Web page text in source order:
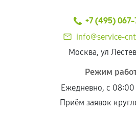
+7 (495)
info@service-
Москва, ул
Режим
Ежедневно, с
Приём заявок